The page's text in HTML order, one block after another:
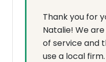
Thank you for
Natalie! We
of service and
use a local firm.